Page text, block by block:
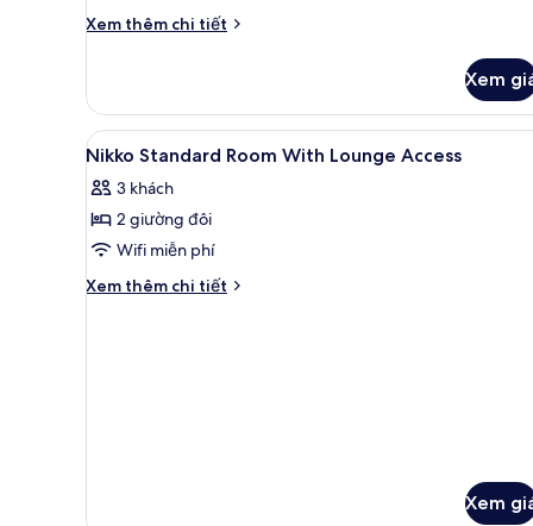
12/F,
quang
(Nikko
Floor
11-
12F,
Lounge
Access)
Xem thêm chi tiết
Chi
Phòng
Suite
Deluxe,
hút
thuốc,
cảnh
biển
(Nikko
Xem
Xem
tất
cả
ảnh
Nikko
Standard
Bộ đồ giường kháng dị ứng,
9
Nikko Standard Room With Lounge Access
3 khách
2 giường đôi
Wifi miễn phí
Xem thêm chi tiết
Chi
Xem